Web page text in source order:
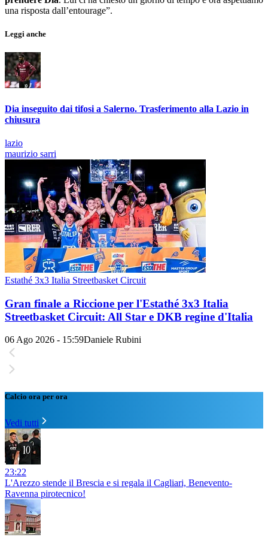
una risposta dall’entourage”.
Leggi anche
Dia inseguito dai tifosi a Salerno. Trasferimento alla Lazio in
chiusura
lazio
maurizio sarri
Estathé 3x3 Italia Streetbasket Circuit
Gran finale a Riccione per l'Estathé 3x3 Italia
Streetbasket Circuit: All Star e DKB regine d'Italia
06 Ago 2026 - 15:59Daniele Rubini
Calcio ora per ora
Vedi tutti
23:22
L'Arezzo stende il Brescia e si regala il Cagliari, Benevento-
Ravenna pirotecnico!